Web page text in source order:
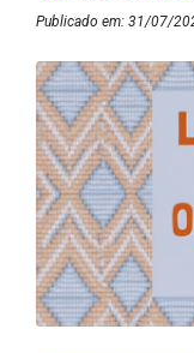
Publicado em: 31/07/